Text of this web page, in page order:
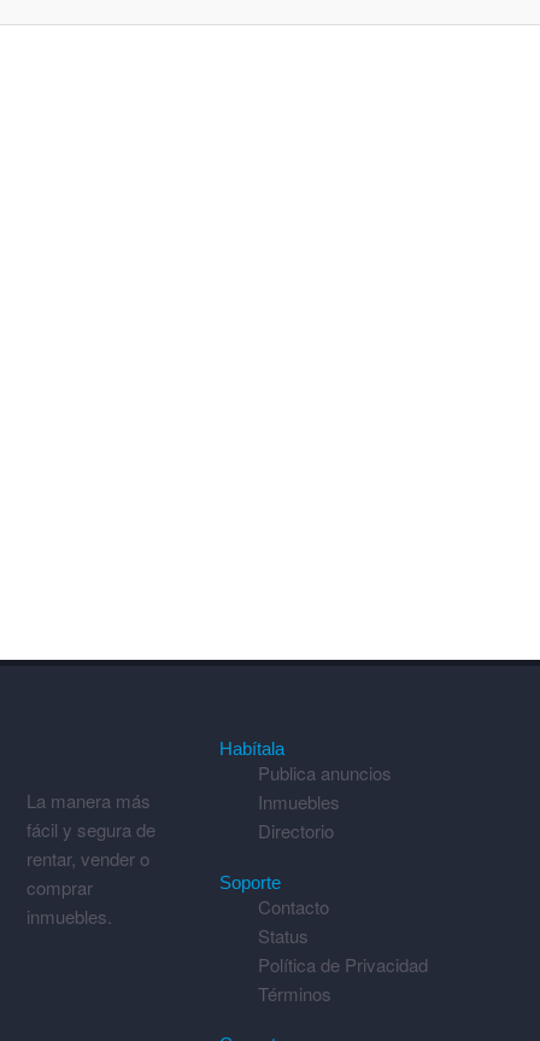
La manera más
fácil y segura de
rentar, vender o
comprar
inmuebles.
Habítala
Publica anuncios
Inmuebles
Directorio
Soporte
Contacto
Status
Política de Privacidad
Términos